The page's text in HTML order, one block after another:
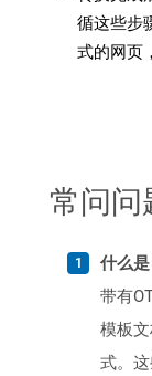
循这些步
式的网页
常问问
什么是
带有
模板
式。